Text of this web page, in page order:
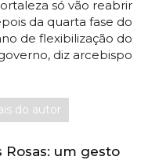
só vão reabrir
da quarta fase do
de flexibilização do
diz arcebispo
do autor
Rosas: um gesto